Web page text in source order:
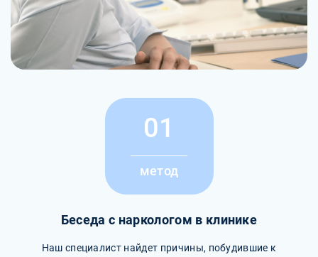
01
метод
Беседа с наркологом в клинике
Наш специалист найдет причины, побудившие к